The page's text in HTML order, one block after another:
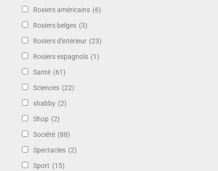
Rosiers américains (6)
Rosiers belges (3)
Rosiers d'intérieur (23)
Rosiers espagnols (1)
Santé (61)
Sciences (22)
shabby (2)
Shop (2)
Société (88)
Spectacles (2)
Sport (15)